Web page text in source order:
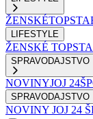
ŽENSKÉ
LIFESTYLE
ŽENSKÉ
SPRAVODAJSTVO
NOVINYJOJ 24
SPRAVODAJSTVO
NOVINY JOJ 24